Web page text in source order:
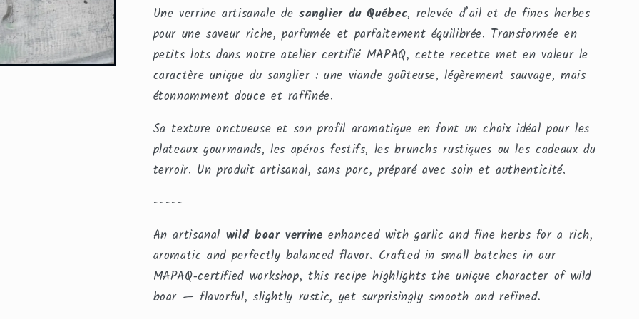
Herbes
Wild
Boar
Garlic
Herbs
Herbes
Wild
Boar
Garlic
&amp;
Herbs
Une verrine artisanale de sanglier du Québec, relevée d’ail et de fines herbes
pour une saveur riche, parfumée et parfaitement équilibrée. Transformée en
petits lots dans notre atelier certifié MAPAQ, cette recette met en valeur le
caractère unique du sanglier : une viande goûteuse, légèrement sauvage, mais
étonnamment douce et raffinée.
Sa texture onctueuse et son profil aromatique en font un choix idéal pour les
plateaux gourmands, les apéros festifs, les brunchs rustiques ou les cadeaux du
terroir. Un produit artisanal, sans porc, préparé avec soin et authenticité.
-----
An artisanal wild boar verrine enhanced with garlic and fine herbs for a rich,
aromatic and perfectly balanced flavor. Crafted in small batches in our
MAPAQ‑certified workshop, this recipe highlights the unique character of wild
boar — flavorful, slightly rustic, yet surprisingly smooth and refined.